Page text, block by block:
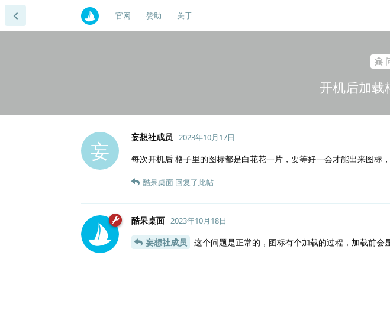
官网 赞助 关于
开机后加载
妄
妄想社成员 2023年10月17日
每次开机后 格子里的图标都是白花花一片，要等好一会才能出来图标
酷呆桌面 回复了此帖
酷呆桌面 2023年10月18日
妄想社成员 这个问题是正常的，图标有个加载的过程，加载前会